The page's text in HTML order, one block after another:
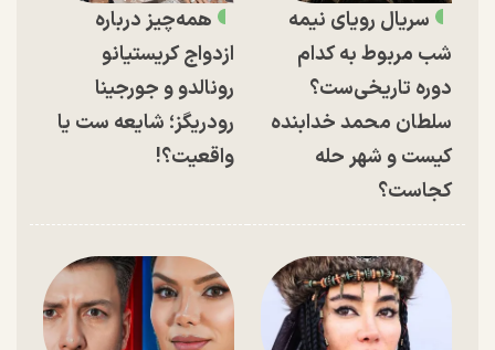
سریال رویای نیمه
شب مربوط به کدام
دوره تاریخی‌ست؟
سلطان محمد خدابنده
کیست و شهر حله
کجاست؟
همه‌چیز درباره
ازدواج کریستیانو
رونالدو و جورجینا
رودریگز؛ شایعه ست یا
واقعیت؟!